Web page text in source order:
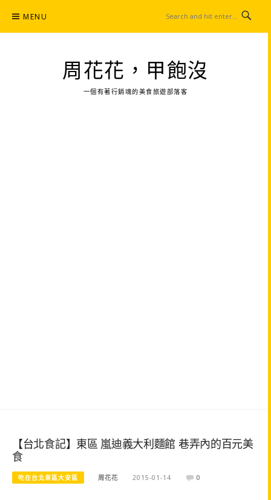
content
MENU
周花花，甲飽沒
一個有著行銷魂的美食旅遊部落客
【台北食記】東區 嵐迪義大利麵館 巷弄內的百元美
食
吃在台北東區大安區 周花花 2015-01-14 0